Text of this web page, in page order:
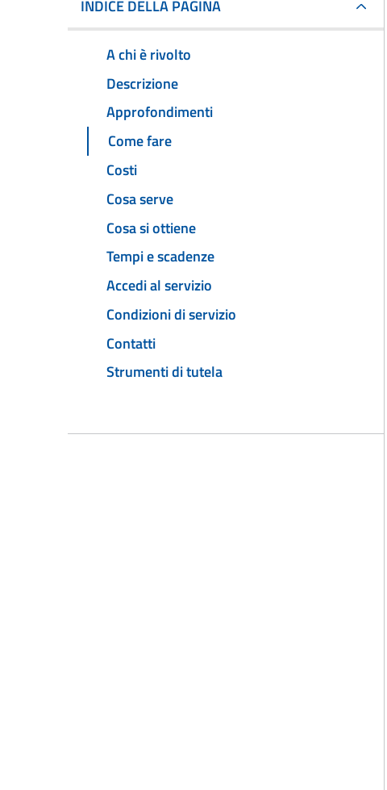
INDICE DELLA PAGINA
A chi è rivolto
Descrizione
Approfondimenti
Come fare
Costi
Cosa serve
Cosa si ottiene
Tempi e scadenze
Accedi al servizio
Condizioni di servizio
Contatti
Strumenti di tutela